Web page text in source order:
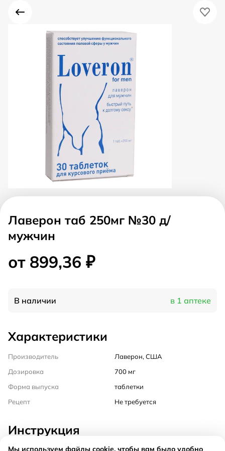
Лаверон таб 250мг №30 д/
мужчин
от 899,36 ₽
В наличии в 1 аптеке
Характеристики
Производитель
Лаверон, США
Дозировка
700 мг
Форма выпуска
таблетки
Рецепт
Не требуется
Инструкция
Мы используем файлы cookie, чтобы вам было удобно